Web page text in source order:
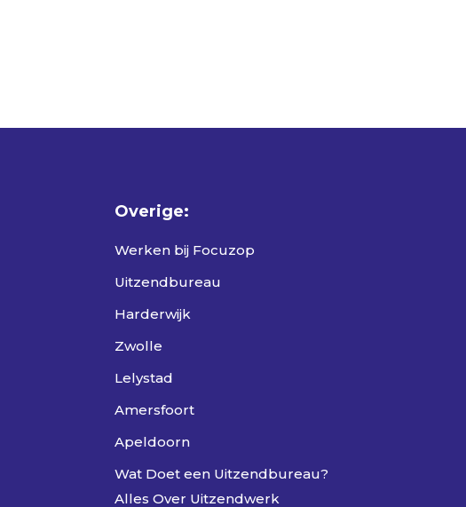
Overige:
Werken bij Focuzop
Uitzendbureau
Harderwijk
Zwolle
Lelystad
Amersfoort
Apeldoorn
Wat Doet een Uitzendbureau?
Alles Over Uitzendwerk